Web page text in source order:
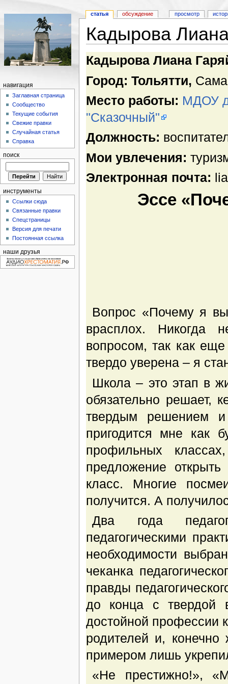
Кадырова
Кадырова Лиана
Город: Тольятти,
Место работы: МДОУ
"Сказочный"
Должность:
Мои увлечения:
Электронная почта:
Эссе
Вопрос «Почему я
врасплох. Никогда
вопросом, так как
твердо уверена – я
Школа – это этап в
обязательно решает,
твердым решением
пригодится мне как
профильных
предложение
класс. Многие
получится. А
Два года
педагогическими
необходимости
чеканка
правды
до конца с твердой
достойной профессии
родителей и,
примером лишь
«Не престижно!»,
статья обсуждение просмотр
навигация
Заглавная страница
Сообщество
Текущие события
Свежие правки
Случайная статья
Справка
поиск
инструменты
Ссылки сюда
Связанные правки
Спецстраницы
Версия для печати
Постоянная ссылка
наши друзья